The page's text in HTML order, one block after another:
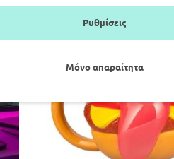
Ρυθμίσεις
Μόνο απαραίτητα